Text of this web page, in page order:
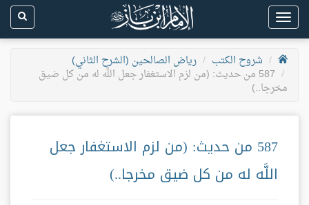
Toggle
navigation
شروح الكتب
رياض الصالحين (الشرح الثاني)
587 من حديث: (من لزم الاستغفار جعل اللَّه له من كل ضيق
مخرجا..)
587 من حديث: (من لزم الاستغفار جعل
اللَّه له من كل ضيق مخرجا..)